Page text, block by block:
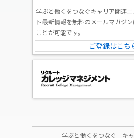
学ぶと働くをつなぐキャリア関連
ト最新情報を無料のメールマガジ
ことが可能です。
ご登録はこち
学ぶと働くをつなぐ キ